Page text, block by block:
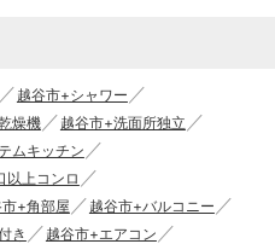
越谷市+シャワー
燥機
越谷市+洗面所独立
ムキッチン
以上コンロ
市+角部屋
越谷市+バルコニー
き
越谷市+エアコン